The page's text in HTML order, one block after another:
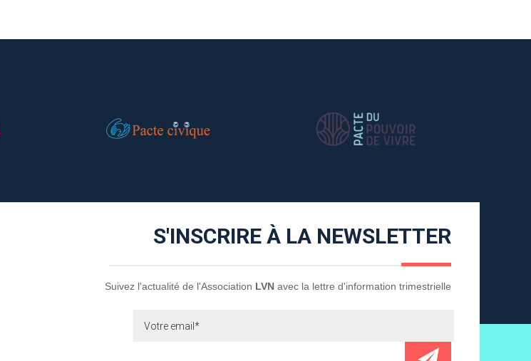
S'INSCRIRE À LA NEWSLETTER
Suivez l'actualité de l'Association LVN avec la lettre d'information trimestrielle